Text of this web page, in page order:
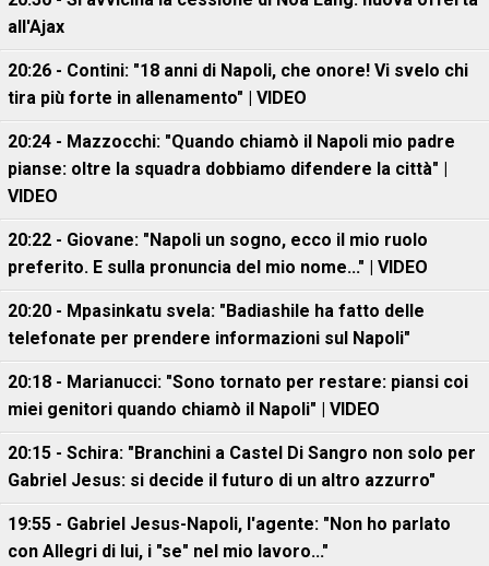
all'Ajax
20:26 - Contini: "18 anni di Napoli, che onore! Vi svelo chi
tira più forte in allenamento" | VIDEO
20:24 - Mazzocchi: "Quando chiamò il Napoli mio padre
pianse: oltre la squadra dobbiamo difendere la città" |
VIDEO
20:22 - Giovane: "Napoli un sogno, ecco il mio ruolo
preferito. E sulla pronuncia del mio nome..." | VIDEO
20:20 - Mpasinkatu svela: "Badiashile ha fatto delle
telefonate per prendere informazioni sul Napoli"
20:18 - Marianucci: "Sono tornato per restare: piansi coi
miei genitori quando chiamò il Napoli" | VIDEO
20:15 - Schira: "Branchini a Castel Di Sangro non solo per
Gabriel Jesus: si decide il futuro di un altro azzurro"
19:55 - Gabriel Jesus-Napoli, l'agente: "Non ho parlato
con Allegri di lui, i "se" nel mio lavoro..."